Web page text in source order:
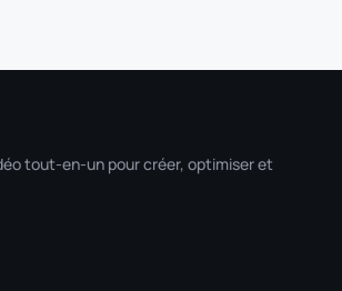
tout-en-un pour créer, optimiser et